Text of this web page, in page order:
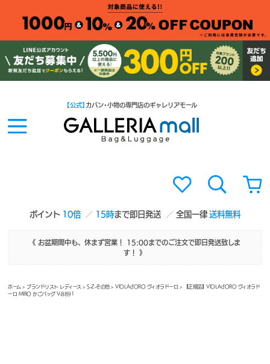
ポイント 10倍 15時まで即日発送 全国一律送料無料
【公式】 カバン・小物の専門店のギャレリアモール
《 お盆期間中も、休まず営業！ 15:00までのご注文で即日発送致しま
す！ 》
ホーム >ブランドリスト レディース >S-Z-その他>VIOLAd'ORO ヴィオラドーロ > 【正規品】VIOLAd'ORO ヴィオラド
ーロ MIRO かごバッグ V-8891